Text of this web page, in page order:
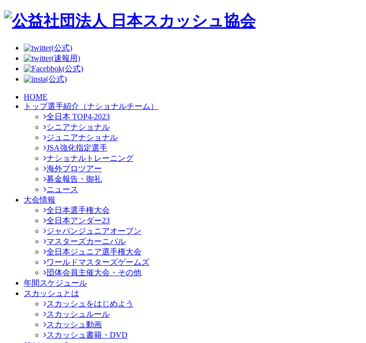
(公式)
(速報用)
(公式)
(公式)
HOME
トップ選手紹介（ナショナルチーム）
全日本 TOP4-2023
シニアナショナル
ジュニアナショナル
JSA強化指定選手
ナショナルトレーニング
海外プロツアー
募金報告・御礼
ニュース
大会情報
全日本選手権大会
全日本アンダー23
ジャパンジュニアオープン
マスターズカーニバル
全日本ジュニア選手権大会
ワールドマスターズゲームズ
団体会員主催大会・その他
年間スケジュール
スカッシュとは
スカッシュをはじめよう
スカッシュルール
スカッシュ動画
スカッシュ書籍・DVD